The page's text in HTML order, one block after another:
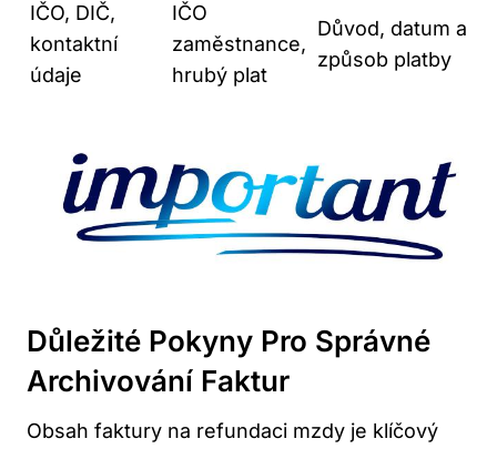
IČO, DIČ,
kontaktní
údaje
IČO
zaměstnance,
hrubý plat
Důvod, datum a
způsob platby
Důležité Pokyny Pro Správné
Archivování Faktur
Obsah faktury na refundaci mzdy je klíčový